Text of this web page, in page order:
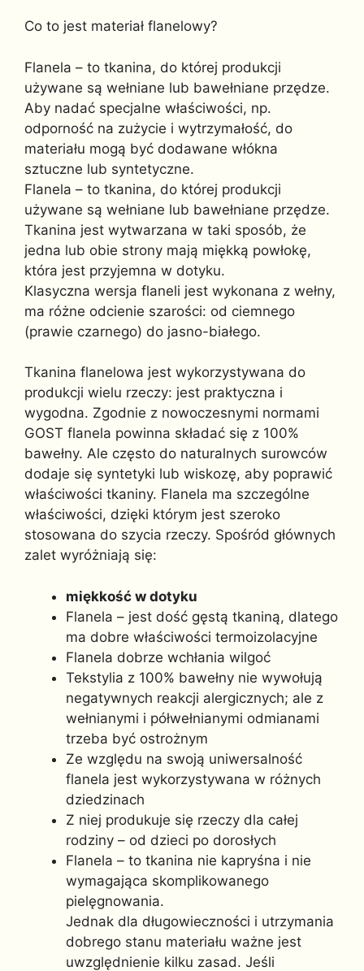
Co to jest materiał flanelowy?
Flanela – to tkanina, do której produkcji
używane są wełniane lub bawełniane przędze.
Aby nadać specjalne właściwości, np.
odporność na zużycie i wytrzymałość, do
materiału mogą być dodawane włókna
sztuczne lub syntetyczne.
Flanela – to tkanina, do której produkcji
używane są wełniane lub bawełniane przędze.
Tkanina jest wytwarzana w taki sposób, że
jedna lub obie strony mają miękką powłokę,
która jest przyjemna w dotyku.
Klasyczna wersja flaneli jest wykonana z wełny,
ma różne odcienie szarości: od ciemnego
(prawie czarnego) do jasno-białego.
Tkanina flanelowa jest wykorzystywana do
produkcji wielu rzeczy: jest praktyczna i
wygodna. Zgodnie z nowoczesnymi normami
GOST flanela powinna składać się z 100%
bawełny. Ale często do naturalnych surowców
dodaje się syntetyki lub wiskozę, aby poprawić
właściwości tkaniny. Flanela ma szczególne
właściwości, dzięki którym jest szeroko
stosowana do szycia rzeczy. Spośród głównych
zalet wyróżniają się:
miękkość w dotyku
Flanela – jest dość gęstą tkaniną, dlatego
ma dobre właściwości termoizolacyjne
Flanela dobrze wchłania wilgoć
Tekstylia z 100% bawełny nie wywołują
negatywnych reakcji alergicznych; ale z
wełnianymi i półwełnianymi odmianami
trzeba być ostrożnym
Ze względu na swoją uniwersalność
flanela jest wykorzystywana w różnych
dziedzinach
Z niej produkuje się rzeczy dla całej
rodziny – od dzieci po dorosłych
Flanela – to tkanina nie kapryśna i nie
wymagająca skomplikowanego
pielęgnowania.
Jednak dla długowieczności i utrzymania
dobrego stanu materiału ważne jest
uwzględnienie kilku zasad. Jeśli